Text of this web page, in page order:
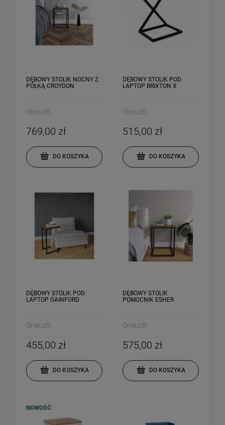
DĘBOWY STOLIK NOCNY Z
PÓŁKĄ CROYDON
OneLoft
769,00 zł
DO KOSZYKA
DĘBOWY STOLIK POD
LAPTOP BRIXTON X
OneLoft
515,00 zł
DO KOSZYKA
DĘBOWY STOLIK POD
LAPTOP GAINFORD
OneLoft
455,00 zł
DO KOSZYKA
DĘBOWY STOLIK
POMOCNIK ESHER
OneLoft
575,00 zł
DO KOSZYKA
NOWOŚĆ